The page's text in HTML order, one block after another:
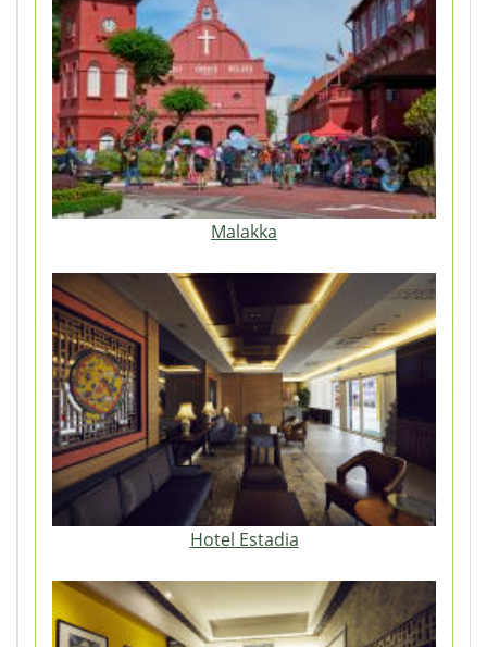
Malakka
Hotel Estadia